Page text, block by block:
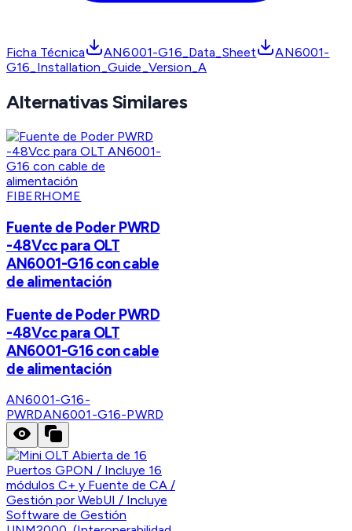
Ficha Técnica AN6001-G16_Data_Sheet
AN6001-
G16_Installation_Guide_Version_A
Alternativas Similares
FIBERHOME
Fuente de Poder PWRD
-48Vcc para OLT
AN6001-G16 con cable
de alimentación
Fuente de Poder PWRD
-48Vcc para OLT
AN6001-G16 con cable
de alimentación
AN6001-G16-
PWRDAN6001-G16-PWRD